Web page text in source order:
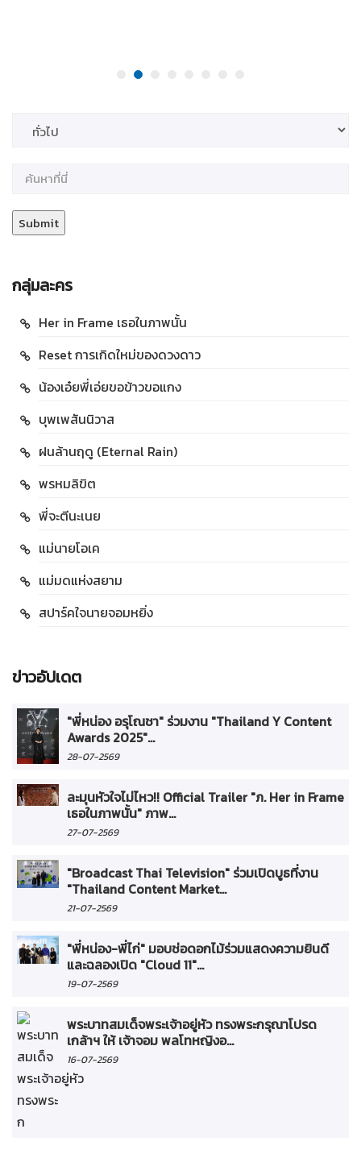
กลุ่มละคร
Her in Frame เธอในภาพนั้น
Reset การเกิดใหม่ของดวงดาว
น้องเอ๋ยพี่เอ่ยขอข้าวขอแกง
บุพเพสันนิวาส
ฝนล้านฤดู (Eternal Rain)
พรหมลิขิต
พี่จะตีนะเนย
แม่นายโอเค
แม่มดแห่งสยาม
สปาร์คใจนายจอมหยิ่ง
ข่าวอัปเดต
"พี่หน่อง อรุโณชา" ร่วมงาน "Thailand Y Content
Awards 2025"...
28-07-2569
ละมุนหัวใจไม่ไหว!! Official Trailer "ภ. Her in Frame
เธอในภาพนั้น" ภาพ...
27-07-2569
"Broadcast Thai Television" ร่วมเปิดบูธที่งาน
"Thailand Content Market...
21-07-2569
"พี่หน่อง-พี่ไก่" มอบช่อดอกไม้ร่วมแสดงความยินดี
และฉลองเปิด "Cloud 11"...
19-07-2569
พระบาทสมเด็จพระเจ้าอยู่หัว ทรงพระกรุณาโปรด
เกล้าฯ ให้ เจ้าจอม พลโทหญิงอ...
16-07-2569